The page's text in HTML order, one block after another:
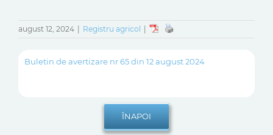
august 12, 2024 Registru agricol
Buletin de avertizare nr 65 din 12 august 2024